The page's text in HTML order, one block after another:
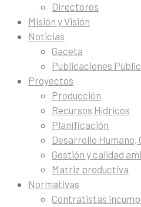
Directores
Misión y Visión
Noticias
Gaceta
Publicaciones
Proyectos
Producción
Recursos Hídricos
Planificación
Desarrollo Humano,
Gestión y calidad
Matriz productiva
Normativas
Contratistas